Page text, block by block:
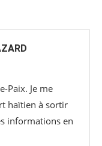
Paix. Je me
haïtien à sortir
informations en